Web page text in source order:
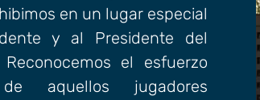
en un lugar especial
y al Presidente del
el esfuerzo
aquellos jugadores